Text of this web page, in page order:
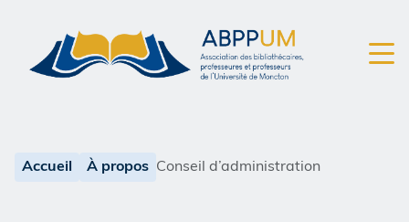
Accueil À propos Conseil d’administration